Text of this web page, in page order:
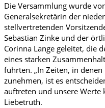
Die Versammlung wurde
Generalsekretärin der
stellvertretenden
Sebastian Zinke und der
Corinna Lange geleitet, die
eines starken
führten. „In Zeiten, in
zunehmen, ist es
auftreten und unsere Werte
Liebetruth.